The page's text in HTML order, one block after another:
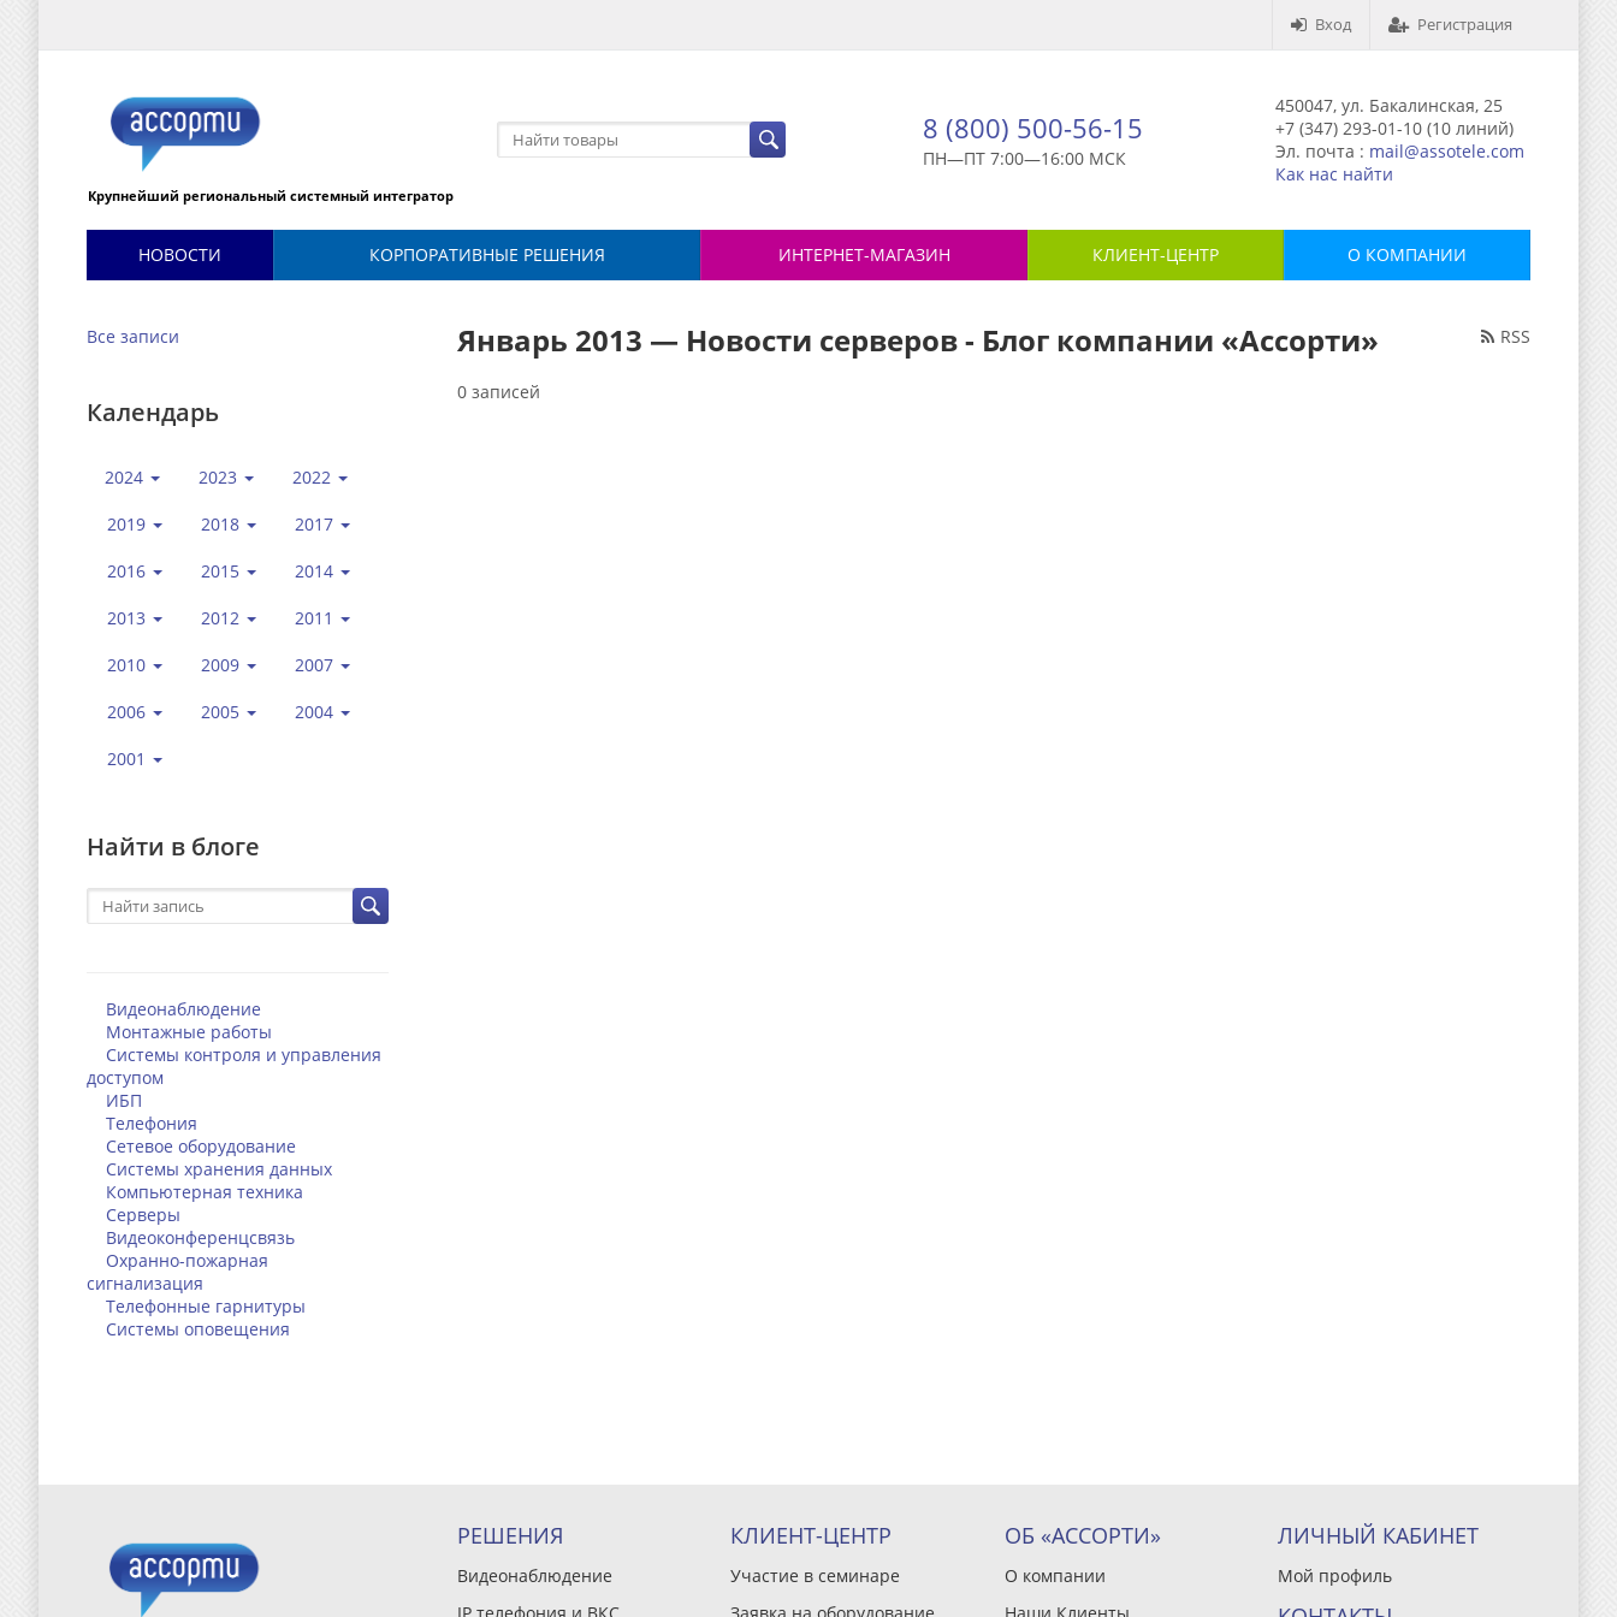
Вход Регистрация
Крупнейший региональный системный интегратор
8 (800) 500-56-15
ПН—ПТ 7:00—16:00 МСК
450047, ул. Бакалинская, 25
+7 (347) 293-01-10 (10 линий)
Эл. почта : mail@assotele.com
Как нас найти
НОВОСТИ КОРПОРАТИВНЫЕ РЕШЕНИЯ ИНТЕРНЕТ-МАГАЗИН КЛИЕНТ-ЦЕНТР О КОМПАНИИ
Все записи
Календарь
2024 2023 2022
2019 2018 2017
2016 2015 2014
2013 2012 2011
2010 2009 2007
2006 2005 2004
2001
Найти в блоге
Видеонаблюдение
Монтажные работы
Системы контроля и управления
доступом
ИБП
Телефония
Сетевое оборудование
Системы хранения данных
Компьютерная техника
Серверы
Видеоконференцсвязь
Охранно-пожарная
сигнализация
Телефонные гарнитуры
Системы оповещения
RSS
Январь 2013 — Новости серверов - Блог компании «Ассорти»
0 записей
РЕШЕНИЯ
Видеонаблюдение
КЛИЕНТ-ЦЕНТР
Участие в семинаре
ОБ «АССОРТИ»
О компании
ЛИЧНЫЙ КАБИНЕТ
Мой профиль